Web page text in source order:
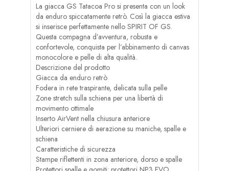
La giacca GS Tatacoa Pro si presenta con un look
da enduro spiccatamente retrò. Così la giacca estiva
si inserisce perfettamente nello SPIRIT OF GS.
Questa compagna d’avventura, robusta e
confortevole, conquista per l’abbinamento di canvas
monocolore e pelle di alta qualità.
Descrizione del prodotto
Giacca da enduro retrò
Fodera in rete traspirante, delicata sulla pelle
Zone stretch sulla schiena per una libertà di
movimento ottimale
Inserto AirVent nella chiusura anteriore
Ulteriori cerniere di aerazione su maniche, spalle e
schiena
Caratteristiche di sicurezza
Stampe riflettenti in zona anteriore, dorso e spalle